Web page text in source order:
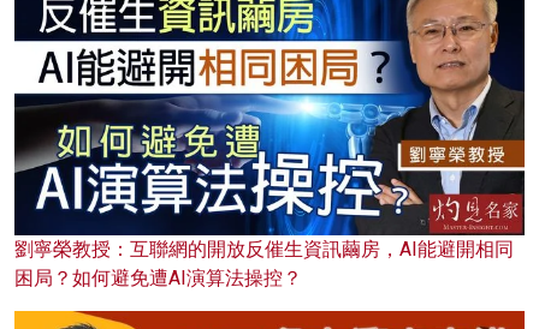
劉寧榮教授：互聯網的開放反催生資訊繭房，AI能避開相同
困局？如何避免遭AI演算法操控？